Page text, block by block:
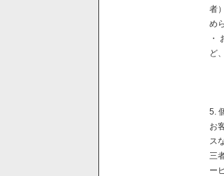
者
め
・
ど
5.
お
ス
三
ー